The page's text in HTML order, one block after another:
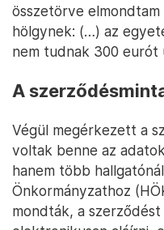
összetörve
hölgynek: (…) az
nem tudnak 300 eurót
A
Végül megérkezett a
voltak benne az
hanem több
Önkormányzathoz
mondták, a